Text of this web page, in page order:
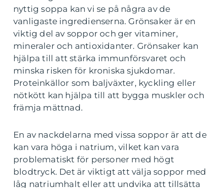
nyttig soppa kan vi se på några av de
vanligaste ingredienserna. Grönsaker är en
viktig del av soppor och ger vitaminer,
mineraler och antioxidanter. Grönsaker kan
hjälpa till att stärka immunförsvaret och
minska risken för kroniska sjukdomar.
Proteinkällor som baljväxter, kyckling eller
nötkött kan hjälpa till att bygga muskler och
främja mättnad.
En av nackdelarna med vissa soppor är att de
kan vara höga i natrium, vilket kan vara
problematiskt för personer med högt
blodtryck. Det är viktigt att välja soppor med
låg natriumhalt eller att undvika att tillsätta